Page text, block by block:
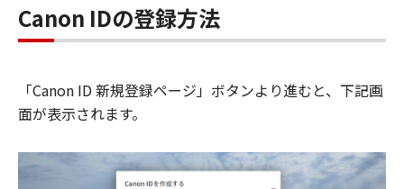
Canon IDの登録方法
「Canon ID 新規登録ページ」ボタンより進むと、下記画
面が表示されます。